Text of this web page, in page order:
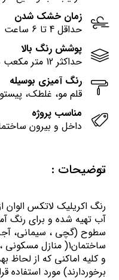
زمان خشک شدن
حداقل 4 تا 6 ساعت
پوشش رنگ بالا
حداکثر 12 متر مکعب در لیتر
رنگ آمیزی بوسیله
قلم مو، غلطک،
مناسب پروژه
داخل و بیرون
توضیحات :
رنگ اكريليك لاتكس الوان
آب تهيه شده و برای رنگ
سطوح (گچی ، سیمانی،
ساختمان1( منازل
و كليه اماكني كه از
برخوردارند) مورد استفاده